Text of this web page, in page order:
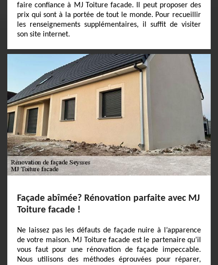
faire confiance à MJ Toiture facade. Il peut proposer des
prix qui sont à la portée de tout le monde. Pour recueillir
les renseignements supplémentaires, il suffit de visiter
son site internet.
Façade abîmée? Rénovation parfaite avec MJ
Toiture facade !
Ne laissez pas les défauts de façade nuire à l’apparence
de votre maison. MJ Toiture facade est le partenaire qu’il
vous faut pour une rénovation de façade impeccable.
Nous utilisons des méthodes éprouvées pour réparer,